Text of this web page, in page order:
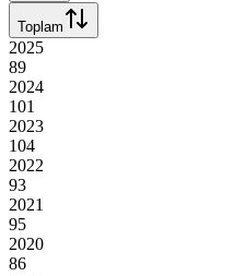
Toplam
2025
89
2024
101
2023
104
2022
93
2021
95
2020
86